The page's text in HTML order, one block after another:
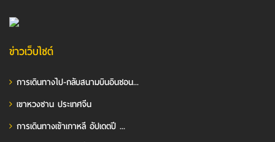
ข่าวเว็บไซต์
การเดินทางไป-กลับสนามบินอินชอน...
เขาหวงซาน ประเทศจีน
การเดินทางเข้าเกาหลี อัปเดตปี ...